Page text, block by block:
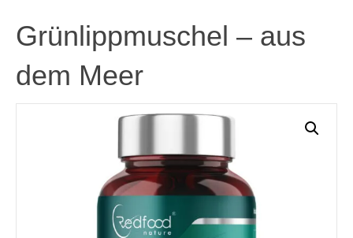
Grünlippmuschel – aus
dem Meer